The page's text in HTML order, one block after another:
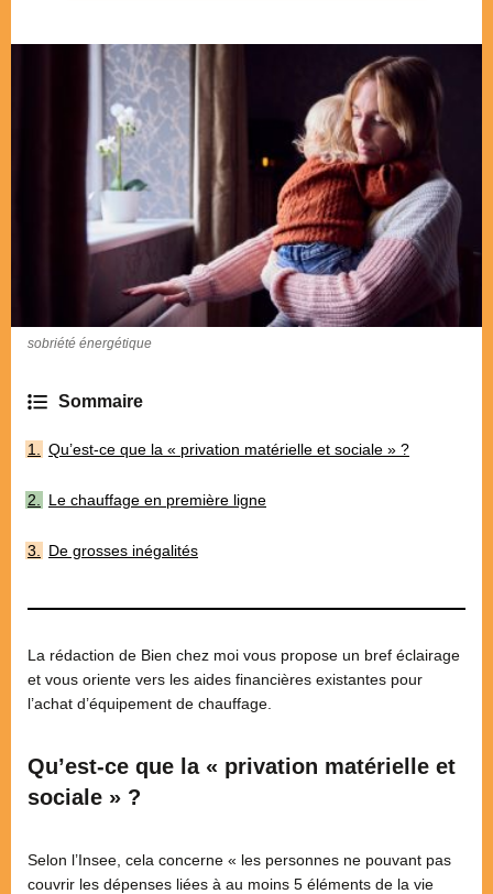
sobriété énergétique
Qu’est-ce que la « privation matérielle et sociale » ?
Le chauffage en première ligne
De grosses inégalités
La rédaction de Bien chez moi vous propose un bref éclairage
et vous oriente vers les aides financières existantes pour
l’achat d’équipement de chauffage.
Qu’est-ce que la « privation matérielle et
sociale » ?
Selon l’Insee, cela concerne « les personnes ne pouvant pas
couvrir les dépenses liées à au moins 5 éléments de la vie